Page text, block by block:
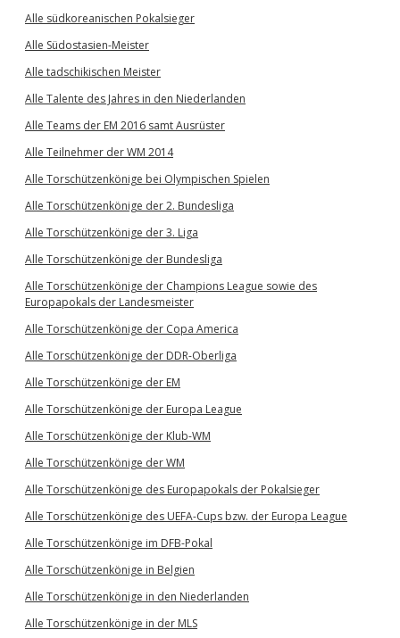
Alle südkoreanischen Pokalsieger
Alle Südostasien-Meister
Alle tadschikischen Meister
Alle Talente des Jahres in den Niederlanden
Alle Teams der EM 2016 samt Ausrüster
Alle Teilnehmer der WM 2014
Alle Torschützenkönige bei Olympischen Spielen
Alle Torschützenkönige der 2. Bundesliga
Alle Torschützenkönige der 3. Liga
Alle Torschützenkönige der Bundesliga
Alle Torschützenkönige der Champions League sowie des
Europapokals der Landesmeister
Alle Torschützenkönige der Copa America
Alle Torschützenkönige der DDR-Oberliga
Alle Torschützenkönige der EM
Alle Torschützenkönige der Europa League
Alle Torschützenkönige der Klub-WM
Alle Torschützenkönige der WM
Alle Torschützenkönige des Europapokals der Pokalsieger
Alle Torschützenkönige des UEFA-Cups bzw. der Europa League
Alle Torschützenkönige im DFB-Pokal
Alle Torschützenkönige in Belgien
Alle Torschützenkönige in den Niederlanden
Alle Torschützenkönige in der MLS